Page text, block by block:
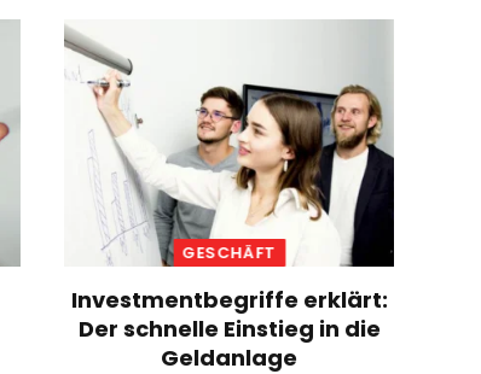
GESCHÄFT
Investmentbegriffe erklärt:
Der schnelle Einstieg in die
Geldanlage